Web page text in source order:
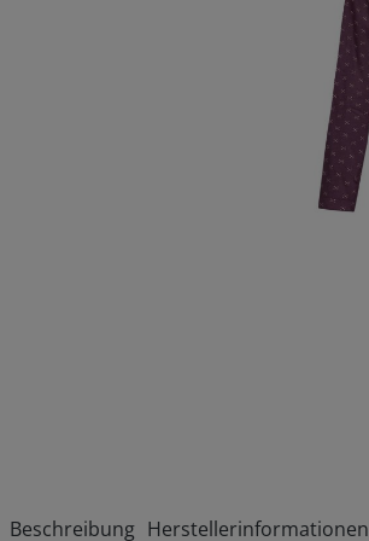
Beschreibung Herstellerinformationen